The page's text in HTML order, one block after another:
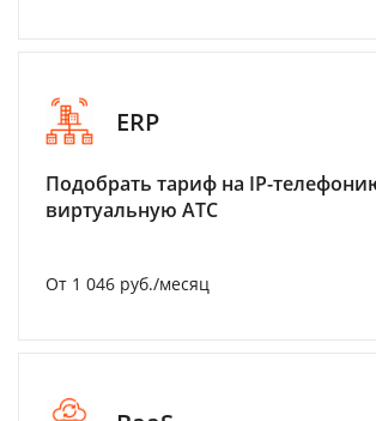
ERP
Подобрать тариф на IP-
виртуальную АТС
От 1 046 руб./месяц